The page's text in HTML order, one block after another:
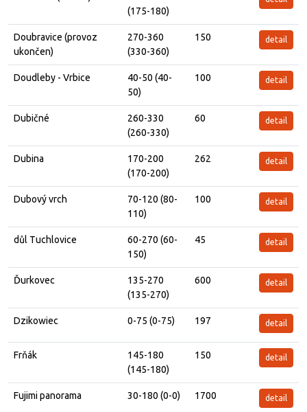
(175-180)
Doubravice (provoz
ukončen)
270-360
(330-360)
150 detail
Doudleby - Vrbice
40-50 (40-
50)
100 detail
Dubičné
260-330
(260-330)
60 detail
Dubina
170-200
(170-200)
262 detail
Dubový vrch
70-120 (80-
110)
100 detail
důl Tuchlovice
60-270 (60-
150)
45 detail
Ďurkovec
135-270
(135-270)
600 detail
Dzikowiec 0-75 (0-75) 197 detail
Frňák
145-180
(145-180)
150 detail
Fujimi panorama 30-180 (0-0) 1700 detail